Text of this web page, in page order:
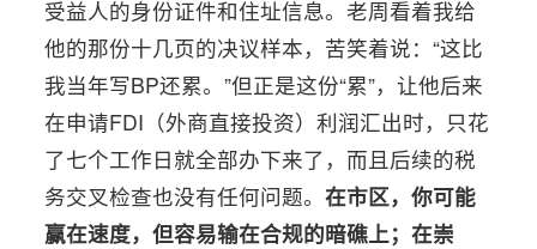
受益人的身份证件和住址信息。老周看着我给
他的那份十几页的决议样本，苦笑着说：“这比
我当年写BP还累。”但正是这份“累”，让他后来
在申请FDI（外商直接投资）利润汇出时，只花
了七个工作日就全部办下来了，而且后续的税
务交叉检查也没有任何问题。在市区，你可能
赢在速度，但容易输在合规的暗礁上；在崇